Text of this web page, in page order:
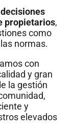
decisiones
propietarios,
como
normas.
con
y gran
la gestión
y
elevados